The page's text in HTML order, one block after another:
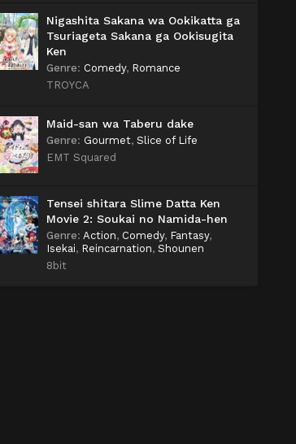
Nigashita Sakana wa Ookikatta ga
Tsuriageta Sakana ga Ookisugita
Ken
Genre: Comedy, Romance
TROYCA
Maid-san wa Taberu dake
Genre: Gourmet, Slice of Life
EMT Squared
Tensei shitara Slime Datta Ken
Movie 2: Soukai no Namida-hen
Genre: Action, Comedy, Fantasy,
Isekai, Reincarnation, Shounen
8bit